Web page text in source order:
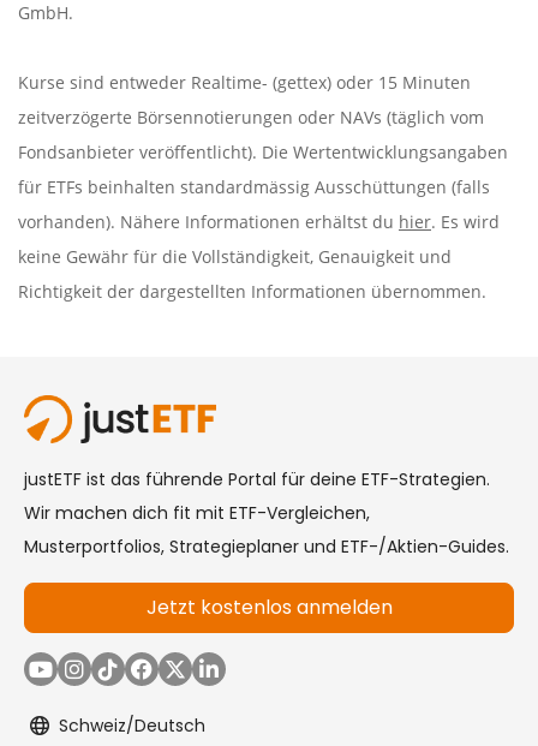
GmbH.
Kurse sind entweder Realtime- (gettex) oder 15 Minuten
zeitverzögerte Börsennotierungen oder NAVs (täglich vom
Fondsanbieter veröffentlicht). Die Wertentwicklungsangaben
für ETFs beinhalten standardmässig Ausschüttungen (falls
vorhanden). Nähere Informationen erhältst du hier. Es wird
keine Gewähr für die Vollständigkeit, Genauigkeit und
Richtigkeit der dargestellten Informationen übernommen.